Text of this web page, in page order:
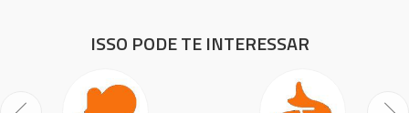
ISSO PODE TE INTERESSAR